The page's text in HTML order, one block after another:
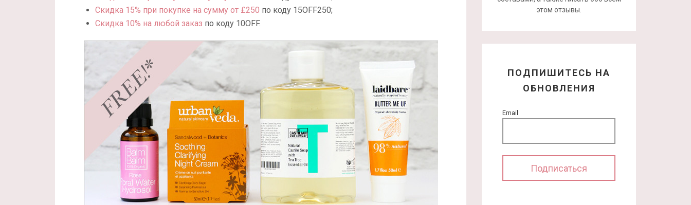
Скидка 15% при покупке на сумму от £250 по коду 15OFF250;
Скидка 10% на любой заказ по коду 10OFF.
этом отзывы.
ПОДПИШИТЕСЬ НА
ОБНОВЛЕНИЯ
Email